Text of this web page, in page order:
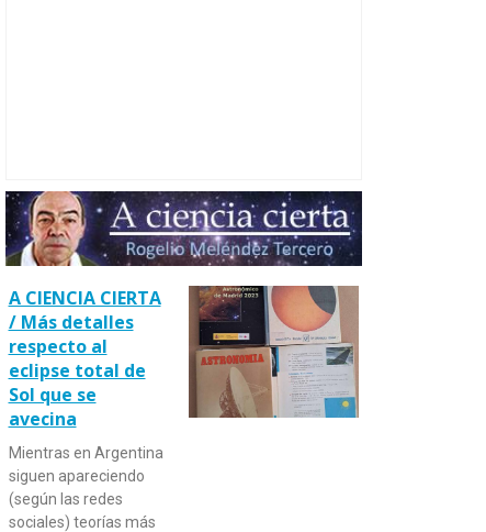
A CIENCIA CIERTA
/ Más detalles
respecto al
eclipse total de
Sol que se
avecina
Mientras en Argentina
siguen apareciendo
(según las redes
sociales) teorías más